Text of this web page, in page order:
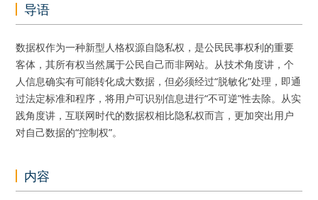
导语
数据权作为一种新型人格权源自隐私权，是公民民事权利的重要
客体，其所有权当然属于公民自己而非网站。从技术角度讲，个
人信息确实有可能转化成大数据，但必须经过“脱敏化”处理，即通
过法定标准和程序，将用户可识别信息进行“不可逆”性去除。从实
践角度讲，互联网时代的数据权相比隐私权而言，更加突出用户
对自己数据的“控制权”。
内容